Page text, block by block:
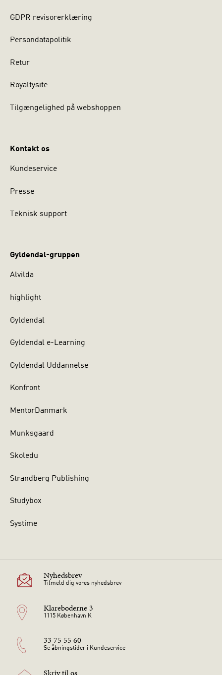
GDPR revisorerklæring
Persondatapolitik
Retur
Royaltysite
Tilgængelighed på webshoppen
Kontakt os
Kundeservice
Presse
Teknisk support
Gyldendal-gruppen
Alvilda
highlight
Gyldendal
Gyldendal e-Learning
Gyldendal Uddannelse
Konfront
MentorDanmark
Munksgaard
Skoledu
Strandberg Publishing
Studybox
Systime
Nyhedsbrev
Tilmeld dig vores nyhedsbrev
Klareboderne 3
1115 København K
33 75 55 60
Se åbningstider i Kundeservice
Skriv til os